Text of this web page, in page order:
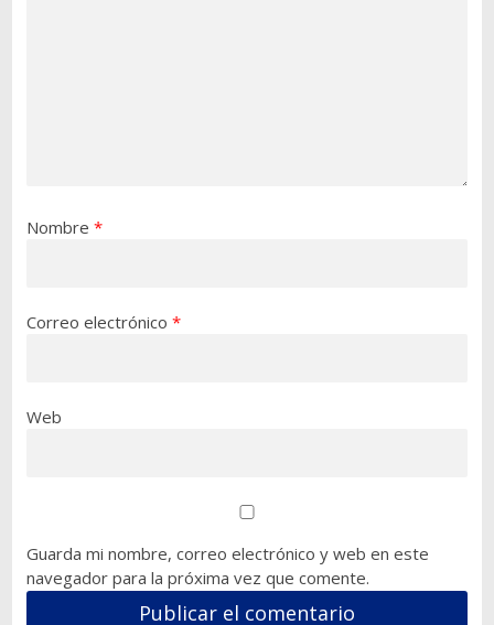
Nombre *
Correo electrónico *
Web
Guarda mi nombre, correo electrónico y web en este
navegador para la próxima vez que comente.